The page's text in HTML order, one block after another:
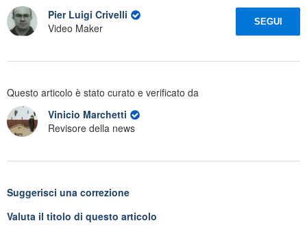
Pier Luigi Crivelli
Video Maker
SEGUI
Questo articolo è stato curato e verificato da
Vinicio Marchetti
Revisore della news
Suggerisci una correzione
Valuta il titolo di questo articolo